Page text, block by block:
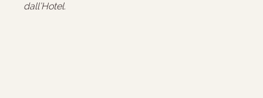
dall’Hotel.